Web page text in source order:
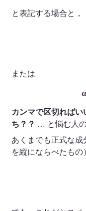
と表記する場合と，
または
カンマで区切れば
ち？？ … と悩む人の
あくまでも正式な
を縦にならべたもの